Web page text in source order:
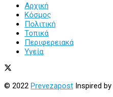
Αρχική
Κόσμος
Πολιτική
Τοπικά
Περιφερειακά
Υγεία
© 2022 Prevezapost Inspired by